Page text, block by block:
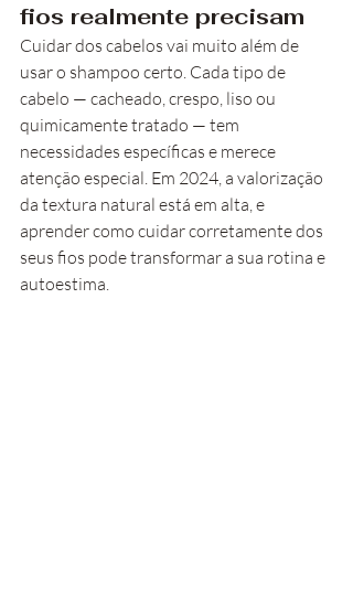
fios realmente precisam
Cuidar dos cabelos vai muito além de
usar o shampoo certo. Cada tipo de
cabelo — cacheado, crespo, liso ou
quimicamente tratado — tem
necessidades específicas e merece
atenção especial. Em 2024, a valorização
da textura natural está em alta, e
aprender como cuidar corretamente dos
seus fios pode transformar a sua rotina e
autoestima.